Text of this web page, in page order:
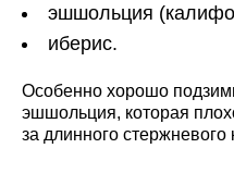
эшшольция
иберис.
Особенно хорошо
эшшольция, которая
за длинного стержневого